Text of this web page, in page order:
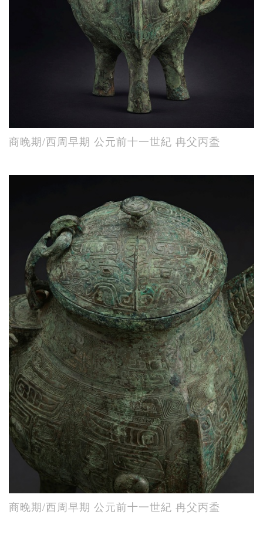
商晚期/西周早期 公元前十一世紀 冉父丙盉
商晚期/西周早期 公元前十一世紀 冉父丙盉